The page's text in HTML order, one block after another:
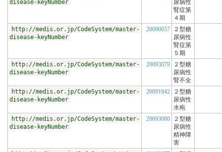
disease-keyNumber
尿病性
腎症第
４期
http://medis.or.jp/CodeSystem/master-
disease-keyNumber
20090057
２型糖
尿病性
腎症第
５期
http://medis.or.jp/CodeSystem/master-
disease-keyNumber
20093079
２型糖
尿病性
腎不全
http://medis.or.jp/CodeSystem/master-
disease-keyNumber
20091942
２型糖
尿病性
水疱
http://medis.or.jp/CodeSystem/master-
disease-keyNumber
20093080
２型糖
尿病性
精神障
害